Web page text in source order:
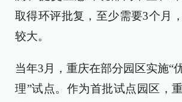
取得环评批复，至少需要3个月
较大。
当年3月，重庆在部分园区实施“
理”试点。作为首批试点园区，